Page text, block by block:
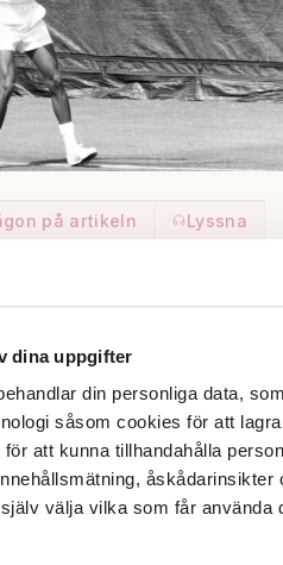
dina uppgifter
din personliga data,
såsom cookies för att
att kunna tillhandahålla
åskådarinsikter
välja vilka som får använda
på artikeln
Lyssna
McPhee, som sedan
knuten till
Yorker. Av en
1968, en
skulle vara
med sin penna